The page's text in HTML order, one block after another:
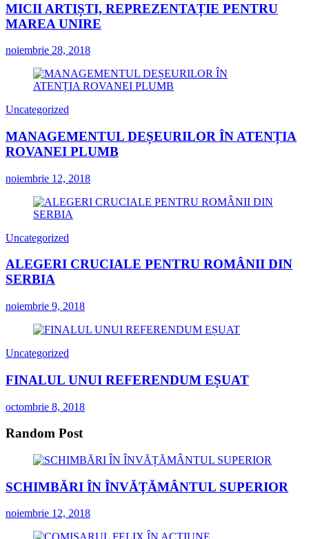
MICII ARTIȘTI, REPREZENTAȚIE PENTRU
MAREA UNIRE
noiembrie 28, 2018
Uncategorized
MANAGEMENTUL DEȘEURILOR ÎN ATENȚIA
ROVANEI PLUMB
noiembrie 12, 2018
Uncategorized
ALEGERI CRUCIALE PENTRU ROMÂNII DIN
SERBIA
noiembrie 9, 2018
Uncategorized
FINALUL UNUI REFERENDUM EȘUAT
octombrie 8, 2018
Random Post
SCHIMBĂRI ÎN ÎNVĂȚĂMÂNTUL SUPERIOR
noiembrie 12, 2018